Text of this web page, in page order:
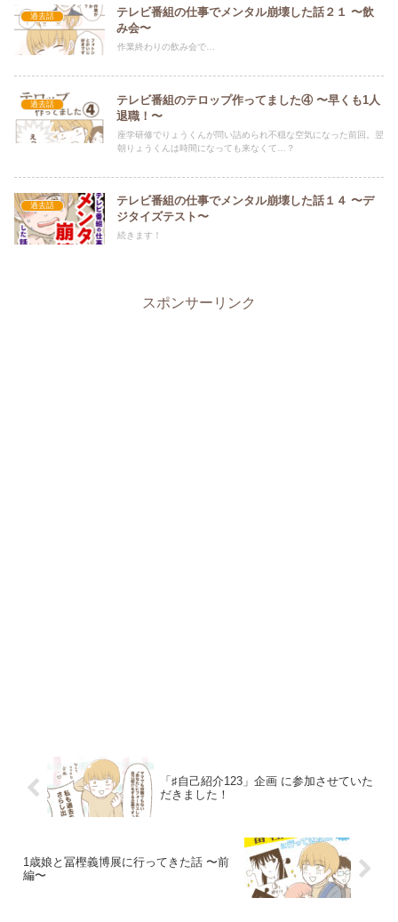
過去話
テレビ番組の仕事でメンタル崩壊した話２１ 〜飲
み会〜
作業終わりの飲み会で…
過去話
テレビ番組のテロップ作ってました④ 〜早くも1人
退職！〜
座学研修でりょうくんが問い詰められ不穏な空気になった前回。翌
朝りょうくんは時間になっても来なくて…？
過去話
テレビ番組の仕事でメンタル崩壊した話１４ 〜デ
ジタイズテスト〜
続きます！
スポンサーリンク
「♯自己紹介123」企画 に参加させていた
だきました！
1歳娘と冨樫義博展に行ってきた話 〜前
編〜